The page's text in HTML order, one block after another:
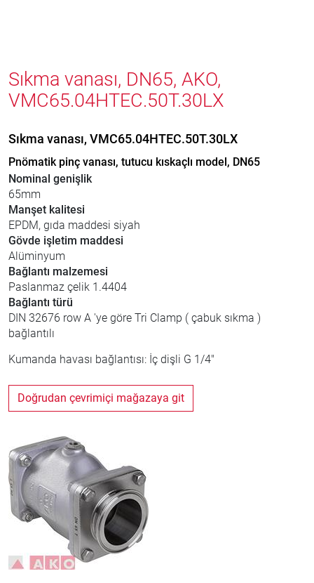
Sıkma vanası, DN65, AKO,
VMC65.04HTEC.50T.30LX
Sıkma vanası, VMC65.04HTEC.50T.30LX
Pnömatik pinç vanası, tutucu kıskaçlı model, DN65
Nominal genişlik
65mm
Manşet kalitesi
EPDM, gıda maddesi siyah
Gövde işletim maddesi
Alüminyum
Bağlantı malzemesi
Paslanmaz çelik 1.4404
Bağlantı türü
DIN 32676 row A 'ye göre Tri Clamp ( çabuk sıkma )
bağlantılı
Kumanda havası bağlantısı: İç dişli G 1/4"
Doğrudan çevrimiçi mağazaya git